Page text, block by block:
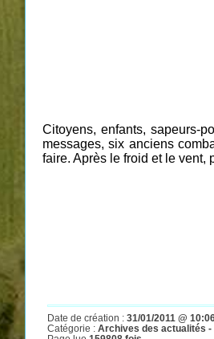
Citoyens, enfants, sapeurs-
messages, six anciens
faire. Après le froid et le vent,
Date de création : 31/01/2011 @
Catégorie : Archives des actualités -